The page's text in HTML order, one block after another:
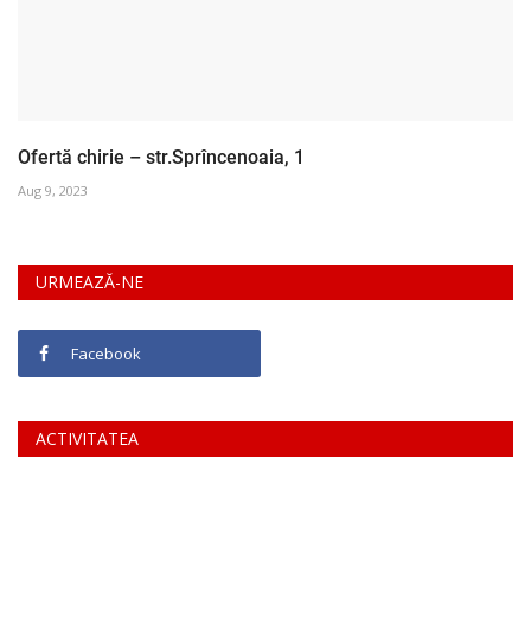
Ofertă chirie – str.Sprîncenoaia, 1
Aug 9, 2023
URMEAZĂ-NE
Facebook
ACTIVITATEA